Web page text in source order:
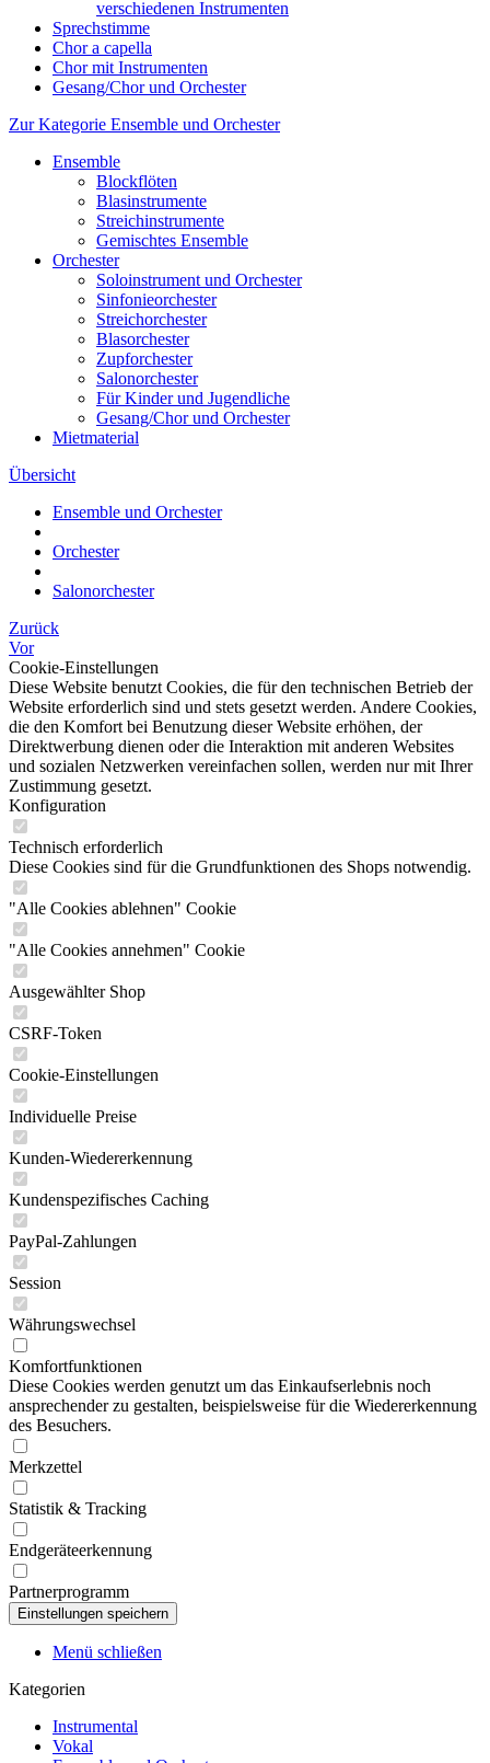
verschiedenen Instrumenten
Sprechstimme
Chor a capella
Chor mit Instrumenten
Gesang/Chor und Orchester
Zur Kategorie Ensemble und Orchester
Ensemble
Blockflöten
Blasinstrumente
Streichinstrumente
Gemischtes Ensemble
Orchester
Soloinstrument und Orchester
Sinfonieorchester
Streichorchester
Blasorchester
Zupforchester
Salonorchester
Für Kinder und Jugendliche
Gesang/Chor und Orchester
Mietmaterial
Übersicht
Ensemble und Orchester
Orchester
Salonorchester
Zurück
Vor
Cookie-Einstellungen
Diese Website benutzt Cookies, die für den technischen Betrieb der
Website erforderlich sind und stets gesetzt werden. Andere Cookies,
die den Komfort bei Benutzung dieser Website erhöhen, der
Direktwerbung dienen oder die Interaktion mit anderen Websites
und sozialen Netzwerken vereinfachen sollen, werden nur mit Ihrer
Zustimmung gesetzt.
Konfiguration
Technisch erforderlich
Diese Cookies sind für die Grundfunktionen des Shops notwendig.
"Alle Cookies ablehnen" Cookie
"Alle Cookies annehmen" Cookie
Ausgewählter Shop
CSRF-Token
Cookie-Einstellungen
Individuelle Preise
Kunden-Wiedererkennung
Kundenspezifisches Caching
PayPal-Zahlungen
Session
Währungswechsel
Komfortfunktionen
Diese Cookies werden genutzt um das Einkaufserlebnis noch
ansprechender zu gestalten, beispielsweise für die Wiedererkennung
des Besuchers.
Merkzettel
Statistik & Tracking
Endgeräteerkennung
Partnerprogramm
Menü schließen
Kategorien
Instrumental
Vokal